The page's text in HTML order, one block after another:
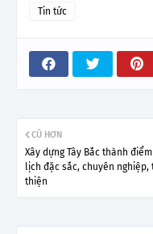
Tin tức
CŨ HƠN
Xây dựng Tây Bắc thành
lịch đặc sắc, chuyên nghiệp,
thiện